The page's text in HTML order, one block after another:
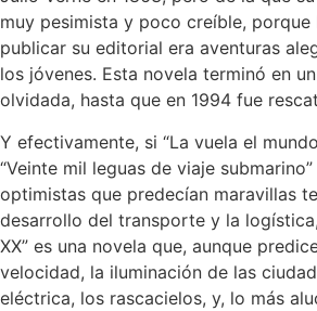
muy pesimista y poco creíble, porque
publicar su editorial era aventuras
los jóvenes. Esta novela terminó en
olvidada, hasta que en 1994 fue
Y efectivamente, si “La vuela el
“Veinte mil leguas de viaje
optimistas que predecían maravillas
desarrollo del transporte y la
XX” es una novela que, aunque
velocidad, la iluminación de las
eléctrica, los rascacielos, y, lo más